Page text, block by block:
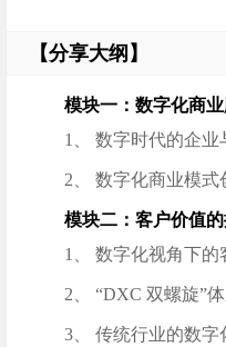
【分享大纲】
模块一：数字化商
1、 数字时代的企业
2、 数字化商业模式
模块二：客户价值
1、 数字化视角下的
2、 “DXC 双螺旋”
3、 传统行业的数字